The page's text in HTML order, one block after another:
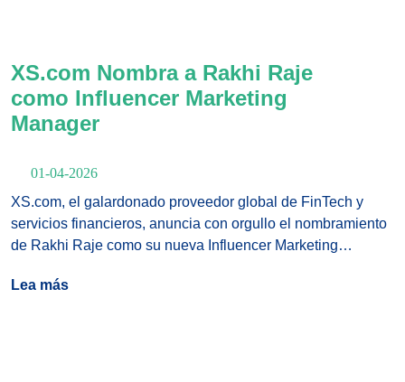
XS.com Nombra a Rakhi Raje
como Influencer Marketing
Manager
01-04-2026
XS.com, el galardonado proveedor global de FinTech y
servicios financieros, anuncia con orgullo el nombramiento
de Rakhi Raje como su nueva Influencer Marketing
compromiso de la compañía con el fortalecimiento de su
Lea más